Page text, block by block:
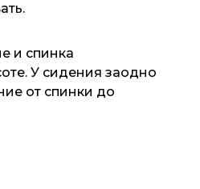
и спинка
У сидения заодно
от спинки до